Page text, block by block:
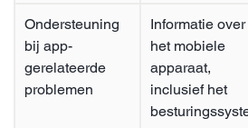
Ondersteuning
bij app-
gerelateerde
problemen
Informatie over
het mobiele
apparaat,
inclusief het